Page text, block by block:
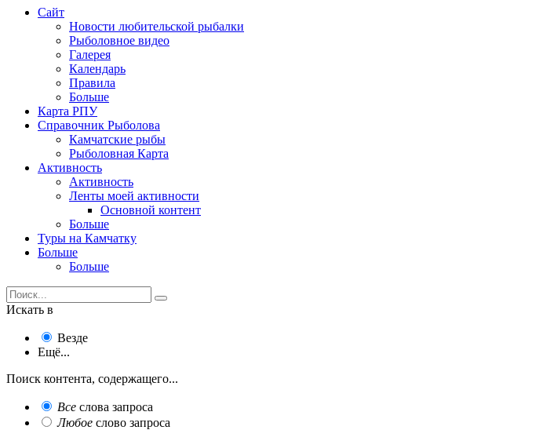
Сайт
Новости любительской рыбалки
Рыболовное видео
Галерея
Календарь
Правила
Больше
Карта РПУ
Справочник Рыболова
Камчатские рыбы
Рыболовная Карта
Активность
Активность
Ленты моей активности
Основной контент
Больше
Туры на Камчатку
Больше
Больше
Искать в
Везде
Ещё...
Поиск контента, содержащего...
Все слова запроса
Любое слово запроса